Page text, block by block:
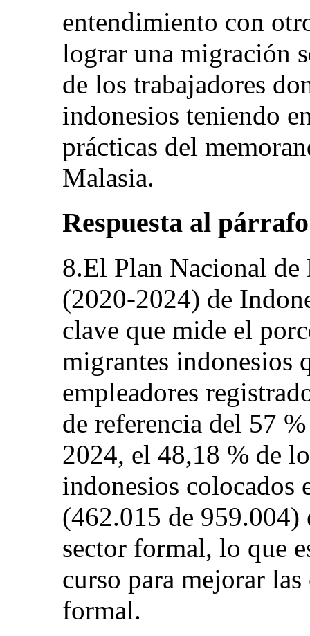
entendimiento con
lograr una migración
de los trabajadores
indonesios teniendo
prácticas del
Malasia.
Respuesta al
8.El Plan Nacional
(2020-2024) de
clave que mide el
migrantes indonesios
empleadores
de referencia del 57
2024, el 48,18 % de
indonesios colocados
(462.015 de 959.004)
sector formal, lo que
curso para mejorar
formal.